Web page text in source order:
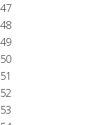
47
48
49
50
51
52
53